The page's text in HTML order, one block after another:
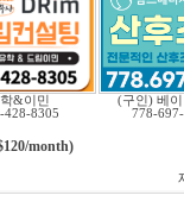
&이민
428-8305
(구인) 베
778-
month)